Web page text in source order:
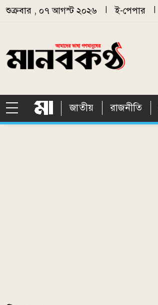
Skip to main content
শুক্রবার , ০৭ আগস্ট ২০২৬ ই-পেপার
জাতীয় রাজনীতি